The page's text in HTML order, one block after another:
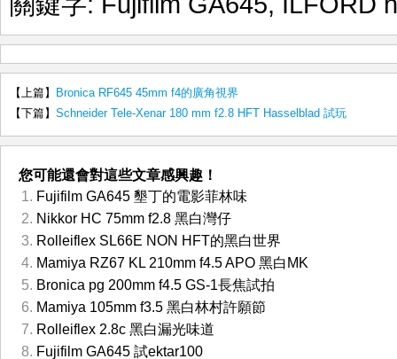
【上篇】
Bronica RF645 45mm f4的廣角視界
【下篇】 Schneider Tele-Xenar 180 mm f2.8 HFT Hasselblad 試玩
您可能還會對這些文章感興趣！
Fujifilm GA645 墾丁的電影菲林味
Nikkor HC 75mm f2.8 黑白灣仔
Rolleiflex SL66E NON HFT的黑白世界
Mamiya RZ67 KL 210mm f4.5 APO 黑白MK
Bronica pg 200mm f4.5 GS-1長焦試拍
Mamiya 105mm f3.5 黑白林村許願節
Rolleiflex 2.8c 黑白漏光味道
Fujifilm GA645 試ektar100